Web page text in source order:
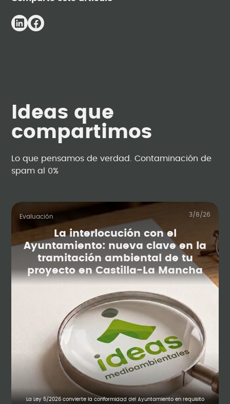
Ideas que
compartimos
Lo que pensamos de verdad. Contaminación de
spam al 0%
Evaluación 3/8/26
La interlocución con el
Ayuntamiento: nueva clave en la
tramitación ambiental de tu
proyecto en Castilla-La Mancha
La Ley 5/2026 convierte la conformidad del Ayuntamiento en requisito